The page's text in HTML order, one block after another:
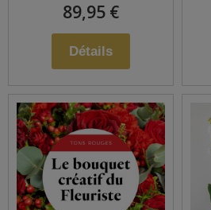
89,95 €
Détails